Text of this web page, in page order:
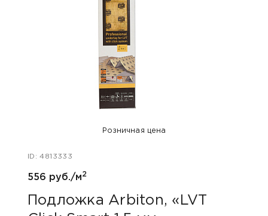
Розничная цена
ID: 4813333
556 руб./м2
Подложка Arbiton, «LVT